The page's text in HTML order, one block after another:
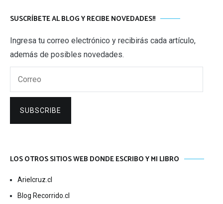
SUSCRÍBETE AL BLOG Y RECIBE NOVEDADES!!
Ingresa tu correo electrónico y recibirás cada artículo,
además de posibles novedades.
SUBSCRIBE
LOS OTROS SITIOS WEB DONDE ESCRIBO Y MI LIBRO
Arielcruz.cl
Blog Recorrido.cl